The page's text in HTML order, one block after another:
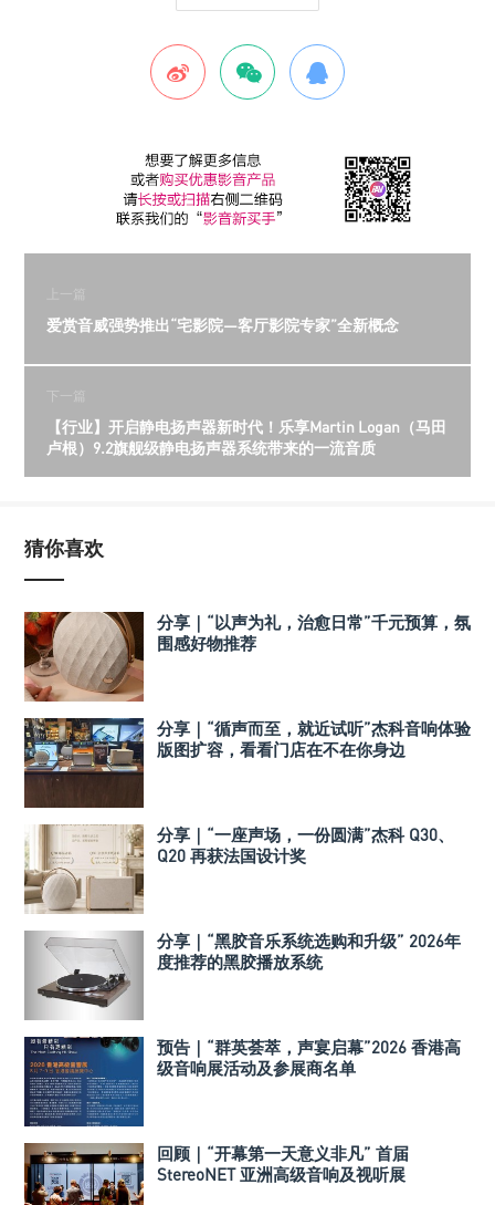
上一篇
爱赏音威强势推出“宅影院—客厅影院专家”全新概念
下一篇
【行业】开启静电扬声器新时代！乐享Martin Logan（马田
卢根）9.2旗舰级静电扬声器系统带来的一流音质
猜你喜欢
分享｜“以声为礼，治愈日常”千元预算，氛
围感好物推荐
分享｜“循声而至，就近试听”杰科音响体验
版图扩容，看看门店在不在你身边
分享｜“一座声场，一份圆满”杰科 Q30、
Q20 再获法国设计奖
分享｜“黑胶音乐系统选购和升级” 2026年
度推荐的黑胶播放系统
预告｜“群英荟萃，声宴启幕”2026 香港高
级音响展活动及参展商名单
回顾｜“开幕第一天意义非凡” 首届
StereoNET 亚洲高级音响及视听展